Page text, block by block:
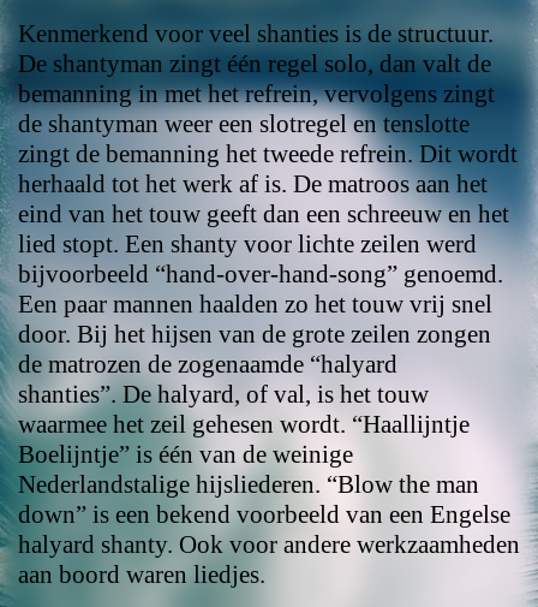
Kenmerkend voor veel shanties is de structuur.
De shantyman zingt één regel solo, dan valt de
bemanning in met het refrein, vervolgens zingt
de shantyman weer een slotregel en tenslotte
zingt de bemanning het tweede refrein. Dit wordt
herhaald tot het werk af is. De matroos aan het
eind van het touw geeft dan een schreeuw en het
lied stopt. Een shanty voor lichte zeilen werd
bijvoorbeeld “hand-over-hand-song” genoemd.
Een paar mannen haalden zo het touw vrij snel
door. Bij het hijsen van de grote zeilen zongen
de matrozen de zogenaamde “halyard
shanties”. De halyard, of val, is het touw
waarmee het zeil gehesen wordt. “Haallijntje
Boelijntje” is één van de weinige
Nederlandstalige hijsliederen. “Blow the man
down” is een bekend voorbeeld van een Engelse
halyard shanty. Ook voor andere werkzaamheden
aan boord waren liedjes.